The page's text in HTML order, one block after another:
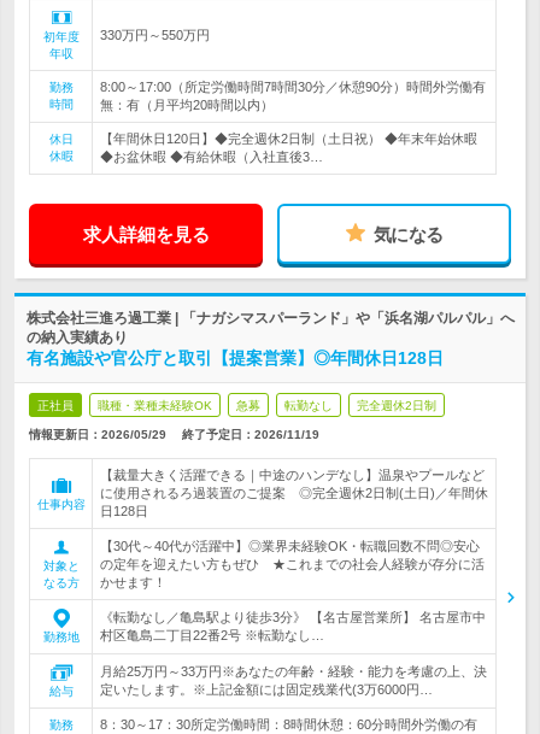
初年度
年収
330万円～550万円
勤務
時間
8:00～17:00（所定労働時間7時間30分／休憩90分）時間外労働有
無：有（月平均20時間以内）
休日
休暇
【年間休日120日】◆完全週休2日制（土日祝） ◆年末年始休暇
◆お盆休暇 ◆有給休暇（入社直後3…
求人詳細を見る 気になる
株式会社三進ろ過工業 | 「ナガシマスパーランド」や「浜名湖パルパル」へ
の納入実績あり
有名施設や官公庁と取引【提案営業】◎年間休日128日
正社員 職種・業種未経験OK 急募 転勤なし 完全週休2日制
情報更新日：2026/05/29 終了予定日： 2026/11/19
仕事内容
【裁量大きく活躍できる｜中途のハンデなし】温泉やプールなど
に使用されるろ過装置のご提案 ◎完全週休2日制(土日)／年間休
日128日
対象と
なる方
【30代～40代が活躍中】◎業界未経験OK・転職回数不問◎安心
の定年を迎えたい方もぜひ ★これまでの社会人経験が存分に活
かせます！
勤務地
《転勤なし／亀島駅より徒歩3分》 【名古屋営業所】 名古屋市中
村区亀島二丁目22番2号 ※転勤なし…
給与
月給25万円～33万円※あなたの年齢・経験・能力を考慮の上、決
定いたします。※上記金額には固定残業代(3万6000円…
勤務
8：30～17：30所定労働時間：8時間休憩：60分時間外労働の有